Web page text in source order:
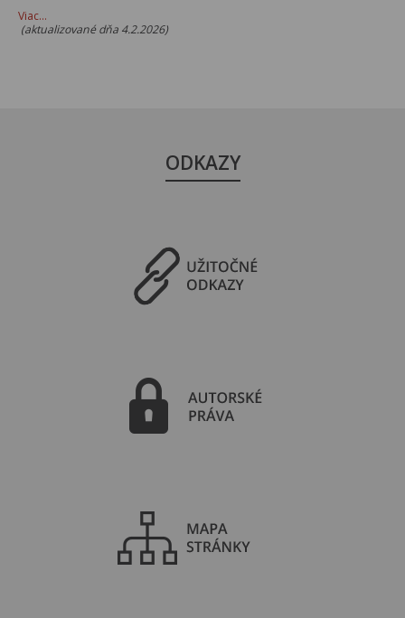
Viac…
(aktualizované dňa 4.2.2026)
ODKAZY